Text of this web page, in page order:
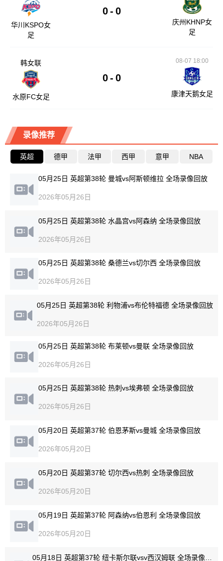
华川KSPO女
足
0 - 0
庆州KHNP女
足
韩女联
水原FC女足
0 - 0
08-07 18:00
康津天鹅女足
录像推荐
英超 德甲 法甲 西甲 意甲 NBA
05月25日 英超第38轮 曼城vs阿斯顿维拉 全场录像回放
2026年05月26日
05月25日 英超第38轮 水晶宫vs阿森纳 全场录像回放
2026年05月26日
05月25日 英超第38轮 桑德兰vs切尔西 全场录像回放
2026年05月26日
05月25日 英超第38轮 利物浦vs布伦特福德 全场录像回放
2026年05月26日
05月25日 英超第38轮 布莱顿vs曼联 全场录像回放
2026年05月26日
05月25日 英超第38轮 热刺vs埃弗顿 全场录像回放
2026年05月26日
05月20日 英超第37轮 伯恩茅斯vs曼城 全场录像回放
2026年05月20日
05月20日 英超第37轮 切尔西vs热刺 全场录像回放
2026年05月20日
05月19日 英超第37轮 阿森纳vs伯恩利 全场录像回放
2026年05月20日